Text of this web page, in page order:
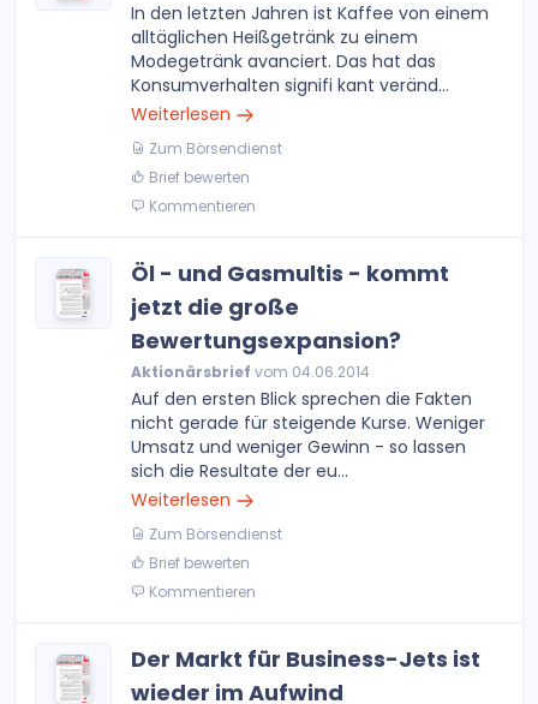
In den letzten Jahren ist Kaffee von einem
alltäglichen Heißgetränk zu einem
Modegetränk avanciert. Das hat das
Konsumverhalten signifi kant veränd...
Weiterlesen
Zum Börsendienst
Brief bewerten
Kommentieren
Öl - und Gasmultis - kommt
jetzt die große
Bewertungsexpansion?
Aktionärsbrief vom 04.06.2014
Auf den ersten Blick sprechen die Fakten
nicht gerade für steigende Kurse. Weniger
Umsatz und weniger Gewinn - so lassen
sich die Resultate der eu...
Weiterlesen
Zum Börsendienst
Brief bewerten
Kommentieren
Der Markt für Business-Jets ist
wieder im Aufwind